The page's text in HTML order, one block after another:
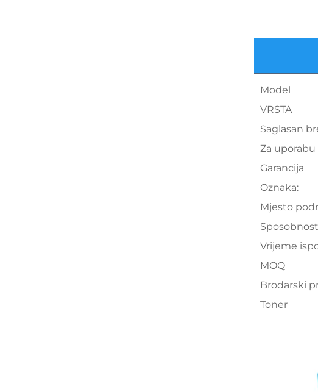
Model
VRSTA
Saglasan
Za uporabu
Garancija
Oznaka:
Mjesto
Vrijeme
MOQ
Brodarski
Toner